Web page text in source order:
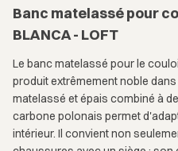
Banc matelassé pour
BLANCA - LOFT
Le banc matelassé pour le
produit extrêmement noble dans
matelassé et épais combiné à
carbone polonais permet
intérieur. Il convient non